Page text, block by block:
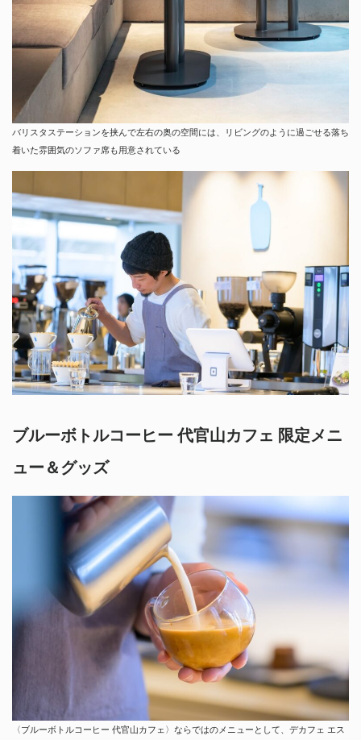
バリスタステーションを挟んで左右の奥の空間には、リビングのように過ごせる落ち
着いた雰囲気のソファ席も用意されている
ブルーボトルコーヒー 代官山カフェ 限定メニ
ュー＆グッズ
〈ブルーボトルコーヒー 代官山カフェ〉ならではのメニューとして、デカフェ エス